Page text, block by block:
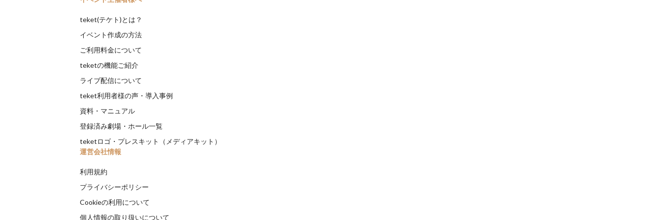
teket(テケト)とは？
イベント作成の方法
ご利用料金について
teketの機能ご紹介
ライブ配信について
teket利用者様の声・導入事例
資料・マニュアル
登録済み劇場・ホール一覧
teketロゴ・プレスキット（メディアキット）
運営会社情報
利用規約
プライバシーポリシー
Cookieの利用について
個人情報の取り扱いについて